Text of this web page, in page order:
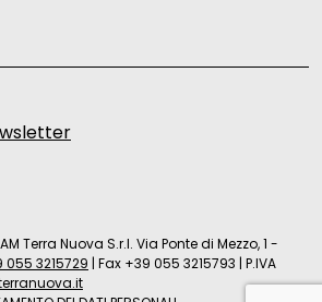
Terra Nuova S.r.l. Via Ponte di Mezzo, 1 -
055 3215729 | Fax +39 055 3215793 | P.IVA